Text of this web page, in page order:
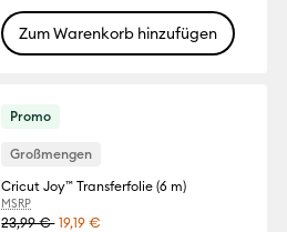
Zum Warenkorb hinzufügen
Promo
Großmengen
Cricut Joy™ Transferfolie (6 m)
MSRP
23,99 € 19,19 €